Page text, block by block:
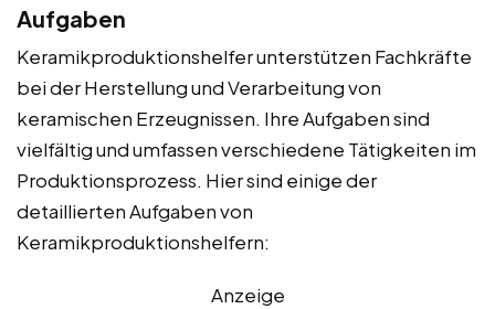
Aufgaben
Keramikproduktionshelfer unterstützen Fachkräfte
bei der Herstellung und Verarbeitung von
keramischen Erzeugnissen. Ihre Aufgaben sind
vielfältig und umfassen verschiedene Tätigkeiten im
Produktionsprozess. Hier sind einige der
detaillierten Aufgaben von
Keramikproduktionshelfern:
Anzeige